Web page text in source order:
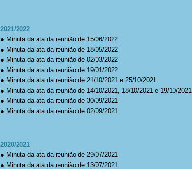
2021/2022
● Minuta da ata da reunião de 15/06/2022
● Minuta da ata da reunião de 18/05/2022
● Minuta da ata da reunião de 02/03/2022
● Minuta da ata da reunião de 19/01/2022
● Minuta da ata da reunião de 21/10/2021 e 25/10/2021
● Minuta da ata da reunião de 14/10/2021, 18/10/2021 e 19/10/2021
● Minuta da ata da reunião de 30/09/2021
● Minuta da ata da reunião de 02/09/2021
2020/2021
● Minuta da ata da reunião de 29/07/2021
● Minuta da ata da reunião de 13/07/2021